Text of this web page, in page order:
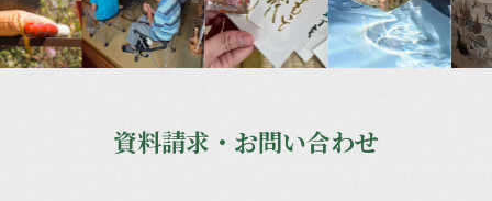
資料請求・お問い合わせ